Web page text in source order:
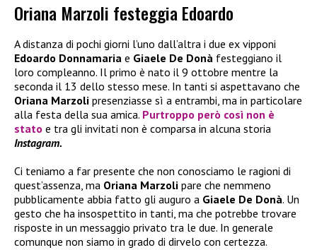
Oriana Marzoli festeggia Edoardo
A distanza di pochi giorni l’uno dall’altra i due ex vipponi
Edoardo Donnamaria e Giaele De Donà festeggiano il
loro compleanno. Il primo è nato il 9 ottobre mentre la
seconda il 13 dello stesso mese. In tanti si aspettavano che
Oriana Marzoli presenziasse sì a entrambi, ma in particolare
alla festa della sua amica. Purtroppo però così non è
stato e tra gli invitati non è comparsa in alcuna storia
Instagram.
Ci teniamo a far presente che non conosciamo le ragioni di
quest’assenza, ma Oriana Marzoli pare che nemmeno
pubblicamente abbia fatto gli auguro a Giaele De Donà. Un
gesto che ha insospettito in tanti, ma che potrebbe trovare
risposte in un messaggio privato tra le due. In generale
comunque non siamo in grado di dirvelo con certezza.